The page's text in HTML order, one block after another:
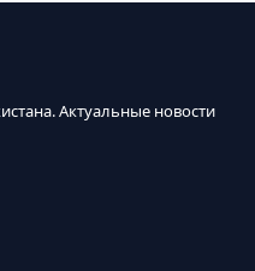
Актуальные новости